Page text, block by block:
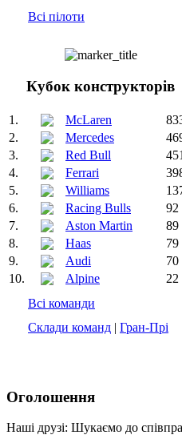
Всі пілоти
Кубок конструкторів
1. McLaren
2.
Mercedes
3.
Red Bull
451
4.
Ferrari
5.
Williams
6.
Racing Bulls
92
7.
Aston Martin
89
8.
Haas
79
9.
Audi
70
10.
Alpine
22
Всі команди
Склади команд | Гран-Прі
Оголошення
Наші друзі: Шукаємо до